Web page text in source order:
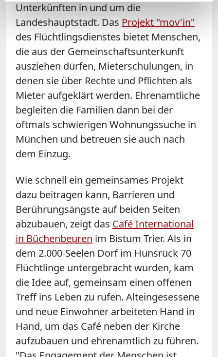
Unterkünften in und um die
Landeshauptstadt. Das Projekt "mov'in"
des Flüchtlingsdienstes bietet Menschen,
die aus der Gemeinschaftsunterkunft
ausziehen dürfen, Mieterschulungen, in
denen sie über Rechte und Pflichten als
Mieter aufgeklärt werden. Ehrenamtliche
begleiten die Familien dann bei der
oftmals schwierigen Wohnungssuche in
München und betreuen sie auch nach
dem Einzug.
Wie schnell ein gemeinsames Projekt
dazu beitragen kann, Barrieren und
Berührungsängste auf beiden Seiten
abzubauen, zeigt das Café International
in Büchenbeuren im Bistum Trier. Als in
dem 2.000-Seelen Dorf im Hunsrück 70
Flüchtlinge untergebracht wurden, kam
die Idee auf, gemeinsam einen offenen
Treff ins Leben zu rufen. Alteingesessene
und neue Einwohner arbeiteten Hand in
Hand, um das Café neben der Kirche
aufzubauen und ehrenamtlich zu führen.